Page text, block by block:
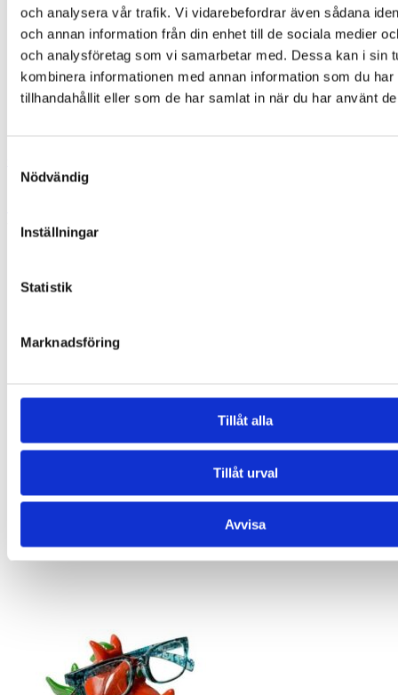
och analysera vår trafik. Vi vidarebefordrar även sådana
och annan information från din enhet till de sociala medier
och analysföretag som vi samarbetar med. Dessa kan i sin
kombinera informationen med annan information som du har
tillhandahållit eller som de har samlat in när du har använt
Nödvändig
Inställningar
Statistik
Marknadsföring
Tillåt alla
Tillåt urval
Avvisa